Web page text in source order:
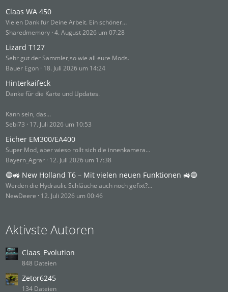
Claas WA 450
Vielen Dank für Deine Arbeit. Ein schöner…
Sharedmemory 4. August 2026 um 07:28
Lizard T127
Sehr gut der Sammler,so wie all eure Mods.
Bauer Egon 18. Juli 2026 um 14:24
Hinterkaifeck
Danke für die Karte und Updates.
Kann sein, das…
Sebi73
17. Juli 2026 um 10:53
Eicher EM300/EA400
Super Mod, aber wieso rollt sich die innenkamera…
Bayern_Agrar 12. Juli 2026 um 17:38
🔵🚜 New Holland T6 – Mit vielen neuen Funktionen 🚜🔵
Werden die Hydraulic Schläuche auch noch gefixt?…
NewDeere
12. Juli 2026 um 00:46
Aktivste Autoren
Claas_Evolution
848 Dateien
Zetor6245
134 Dateien